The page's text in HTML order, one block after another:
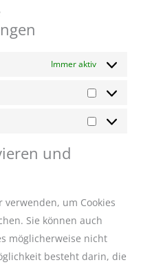
Immer aktiv
und
um Cookies
Sie können auch
möglicherweise nicht
besteht darin, die